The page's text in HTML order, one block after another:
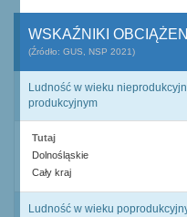
WSKAŹNIKI
(Źródło: GUS, NSP 2021)
Ludność w wieku
produkcyjnym
Tutaj
Dolnośląskie
Cały kraj
Ludność w wieku